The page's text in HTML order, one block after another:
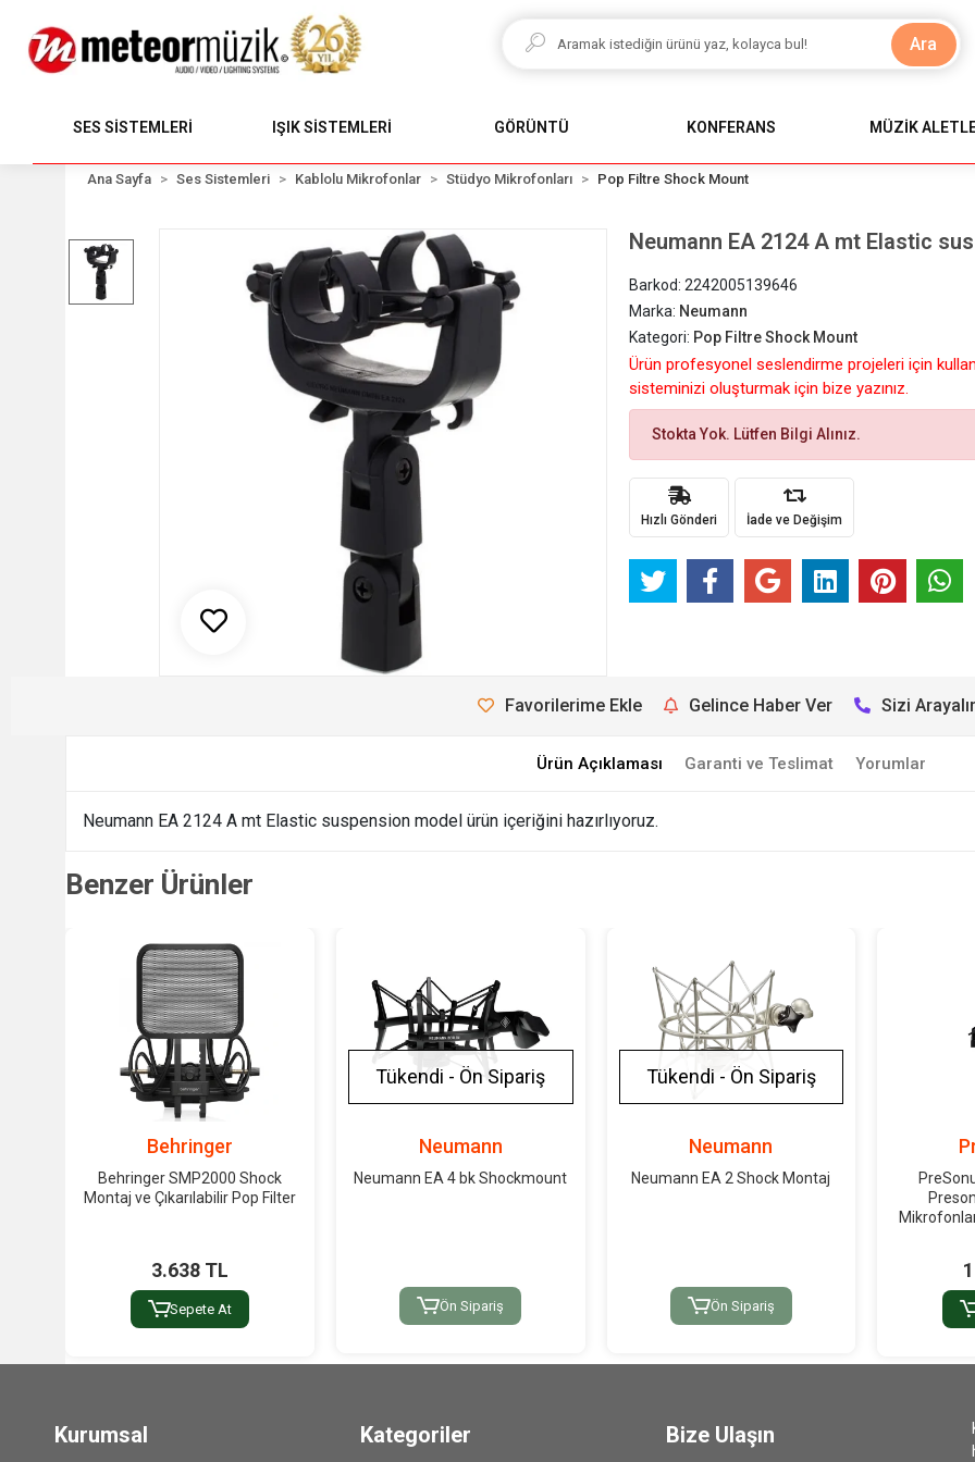
Ara
SES SİSTEMLERİ IŞIK SİSTEMLERİ GÖRÜNTÜ KONFERANS MÜZİK
Ana Sayfa Ses Sistemleri Kablolu Mikrofonlar Stüdyo Mikrofonları Pop Filtre Shock Mount
Neumann EA 2124 A mt Elastic
Barkod:2242005139646
Marka: Neumann
Kategori: Pop Filtre Shock Mount
Ürün profesyonel seslendirme projeleri için
sisteminizi oluşturmak için bize yazınız.
Stokta Yok. Lütfen Bilgi Alınız.
Hızlı Gönderi İade ve Değişim
Favorilerime Ekle Gelince Haber Ver Sizi
Ürün Açıklaması Garanti ve Teslimat Yorumlar
Neumann EA 2124 A mt Elastic suspension model ürün içeriğini hazırlıyoruz.
Benzer Ürünler
Behringer
Behringer SMP2000 Shock
Montaj ve Çıkarılabilir Pop Filter
3.638 TL
Sepete At
Tükendi - Ön Sipariş
Neumann
Neumann EA 4 bk Shockmount
Ön Sipariş
Tükendi - Ön Sipariş
Neumann
Neumann EA 2 Shock Montaj
Ön Sipariş
Kurumsal Kategoriler Bize Ulaşın